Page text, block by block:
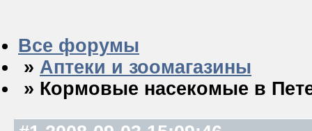
Все форумы
» Аптеки и зоомагазины
» Кормовые насекомые в